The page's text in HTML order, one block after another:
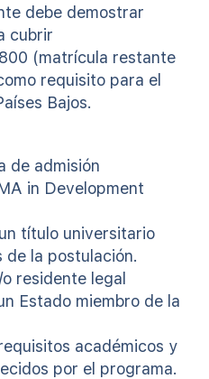
debe demostrar
cubrir
(matrícula restante
requisito para el
Bajos.
de admisión
in Development
título universitario
de la postulación.
residente legal
Estado miembro de la
académicos y
por el programa.